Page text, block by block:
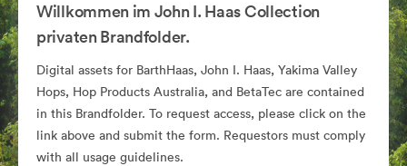
Willkommen im John I. Haas Collection
privaten Brandfolder.
Digital assets for BarthHaas, John I. Haas, Yakima Valley
Hops, Hop Products Australia, and BetaTec are contained
in this Brandfolder. To request access, please click on the
link above and submit the form. Requestors must comply
with all usage guidelines.